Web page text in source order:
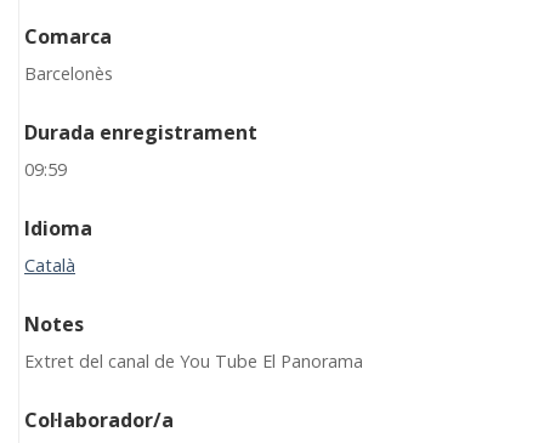
Comarca
Barcelonès
Durada enregistrament
09:59
Idioma
Català
Notes
Extret del canal de You Tube El Panorama
Col·laborador/a